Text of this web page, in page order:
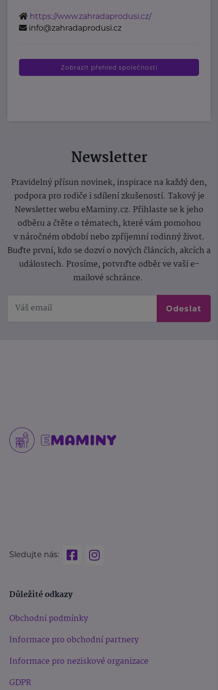
https://www.zahradaprodusi.cz/
info@zahradaprodusi.cz
Zobrazit přehled společností
Newsletter
Pravidelný přísun novinek, inspirace na každý den,
podpora pro rodiče i sdílení zkušeností. Takový je
Newsletter webu eMaminy.cz. Přihlaste se k jeho
odběru a čtěte o tématech, které vám pomohou
v náročném období nebo zpříjemní rodinný život.
Buďte první, kdo se dozví o nových článcích, akcích a
událostech. Prosíme, potvrďte odběr ve vaší e-
mailové schránce.
Odeslat
Sledujte nás:
Důležité odkazy
Obchodní podmínky
Informace pro obchodní partnery
Informace pro neziskové organizace
GDPR